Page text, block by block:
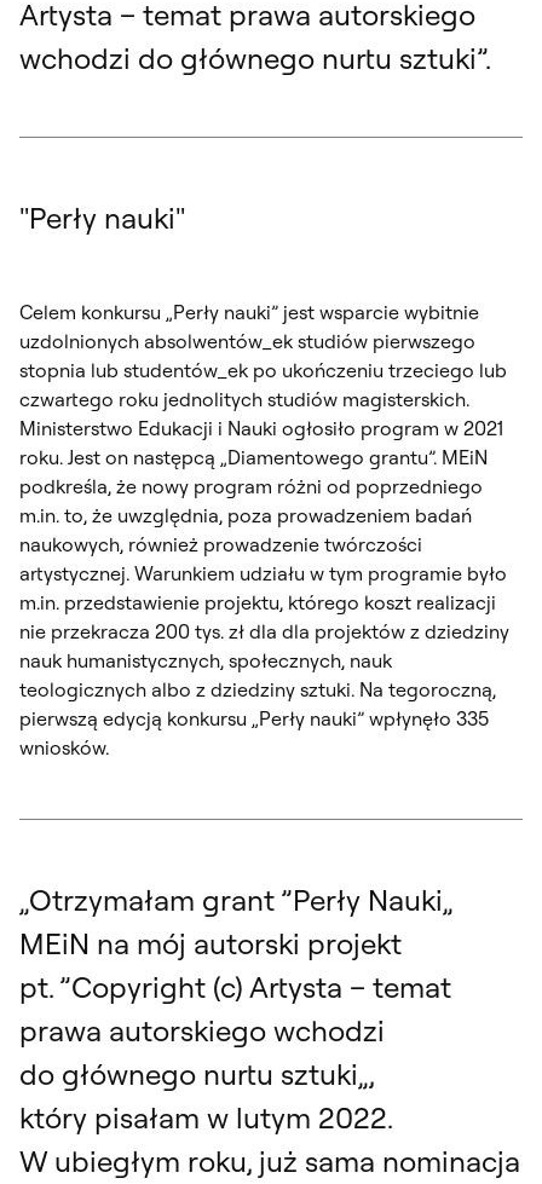
Artysta – temat prawa autorskiego
wchodzi do głównego nurtu sztuki”.
"Perły nauki"
Celem konkursu „Perły nauki” jest wsparcie wybitnie
uzdolnionych absolwentów_ek studiów pierwszego
stopnia lub studentów_ek po ukończeniu trzeciego lub
czwartego roku jednolitych studiów magisterskich.
Ministerstwo Edukacji i Nauki ogłosiło program w 2021
roku. Jest on następcą „Diamentowego grantu”. MEiN
podkreśla, że nowy program różni od poprzedniego
m.in. to, że uwzględnia, poza prowadzeniem badań
naukowych, również prowadzenie twórczości
artystycznej. Warunkiem udziału w tym programie było
m.in. przedstawienie projektu, którego koszt realizacji
nie przekracza 200 tys. zł dla dla projektów z dziedziny
nauk humanistycznych, społecznych, nauk
teologicznych albo z dziedziny sztuki. Na tegoroczną,
pierwszą edycją konkursu „Perły nauki” wpłynęło 335
wniosków.
„Otrzymałam grant ”Perły Nauki„
MEiN na mój autorski projekt
pt. ”Copyright (c) Artysta – temat
prawa autorskiego wchodzi
do głównego nurtu sztuki„,
który pisałam w lutym 2022.
W ubiegłym roku, już sama nominacja